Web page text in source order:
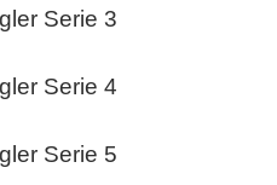
Serie 3
Serie 4
Serie 5